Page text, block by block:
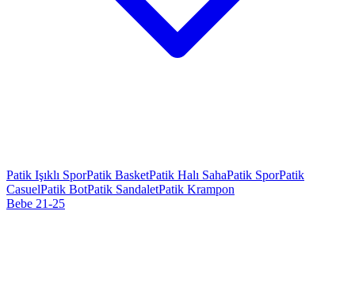
Patik Işıklı SporPatik BasketPatik Halı SahaPatik SporPatik
CasuelPatik BotPatik SandaletPatik Krampon
Bebe 21-25